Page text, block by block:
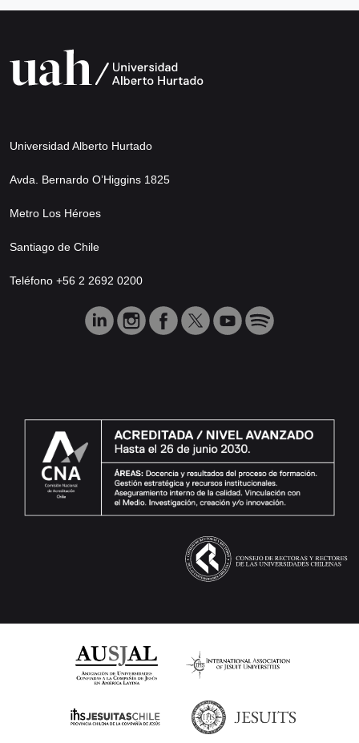
Universidad Alberto Hurtado
Avda. Bernardo O’Higgins 1825
Metro Los Héroes
Santiago de Chile
Teléfono +56 2 2692 0200